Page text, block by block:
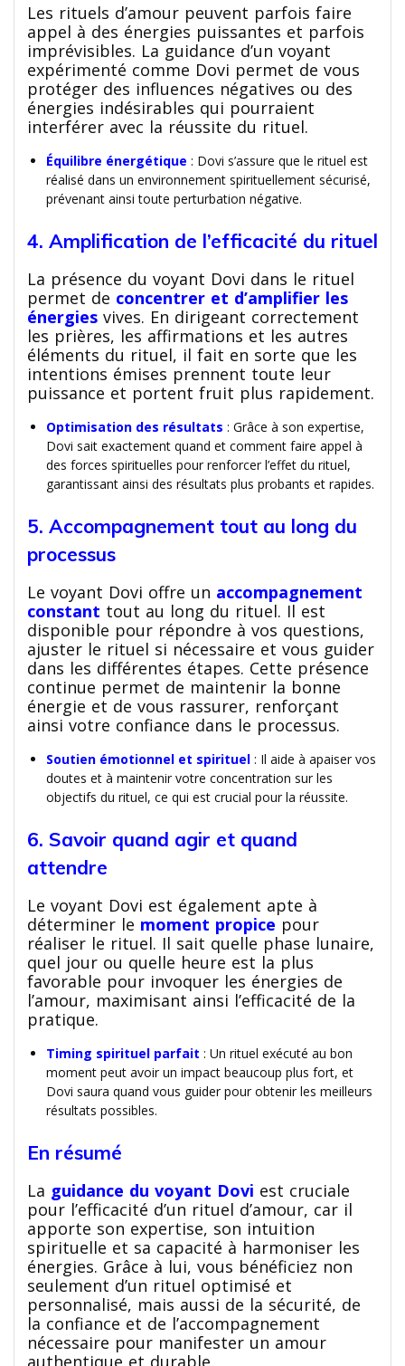
Les rituels d’amour peuvent parfois faire
appel à des énergies puissantes et parfois
imprévisibles. La guidance d’un voyant
expérimenté comme Dovi permet de vous
protéger des influences négatives ou des
énergies indésirables qui pourraient
interférer avec la réussite du rituel.
Équilibre énergétique : Dovi s’assure que le rituel est
réalisé dans un environnement spirituellement sécurisé,
prévenant ainsi toute perturbation négative.
4. Amplification de l’efficacité du rituel
La présence du voyant Dovi dans le rituel
permet de concentrer et d’amplifier les
énergies vives. En dirigeant correctement
les prières, les affirmations et les autres
éléments du rituel, il fait en sorte que les
intentions émises prennent toute leur
puissance et portent fruit plus rapidement.
Optimisation des résultats : Grâce à son expertise,
Dovi sait exactement quand et comment faire appel à
des forces spirituelles pour renforcer l’effet du rituel,
garantissant ainsi des résultats plus probants et rapides.
5. Accompagnement tout au long du
processus
Le voyant Dovi offre un accompagnement
constant tout au long du rituel. Il est
disponible pour répondre à vos questions,
ajuster le rituel si nécessaire et vous guider
dans les différentes étapes. Cette présence
continue permet de maintenir la bonne
énergie et de vous rassurer, renforçant
ainsi votre confiance dans le processus.
Soutien émotionnel et spirituel : Il aide à apaiser vos
doutes et à maintenir votre concentration sur les
objectifs du rituel, ce qui est crucial pour la réussite.
6. Savoir quand agir et quand
attendre
Le voyant Dovi est également apte à
déterminer le moment propice pour
réaliser le rituel. Il sait quelle phase lunaire,
quel jour ou quelle heure est la plus
favorable pour invoquer les énergies de
l’amour, maximisant ainsi l’efficacité de la
pratique.
Timing spirituel parfait : Un rituel exécuté au bon
moment peut avoir un impact beaucoup plus fort, et
Dovi saura quand vous guider pour obtenir les meilleurs
résultats possibles.
En résumé
La guidance du voyant Dovi est cruciale
pour l’efficacité d’un rituel d’amour, car il
apporte son expertise, son intuition
spirituelle et sa capacité à harmoniser les
énergies. Grâce à lui, vous bénéficiez non
seulement d’un rituel optimisé et
personnalisé, mais aussi de la sécurité, de
la confiance et de l’accompagnement
nécessaire pour manifester un amour
authentique et durable.